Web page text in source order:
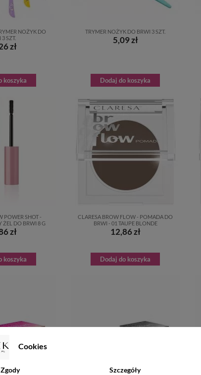
Cookies
Zgody Szczegóły
NOŻYK DO
3 SZT.
zł
koszyka
TRYMER NOŻYK DO BRWI 3 SZT.
5,09 zł
Dodaj do koszyka
POWER SHOT -
ŻEL DO BRWI 8 G
zł
koszyka
CLARESA BROW FLOW - POMADA DO
BRWI - 01 TAUPE BLONDE
12,86 zł
Dodaj do koszyka